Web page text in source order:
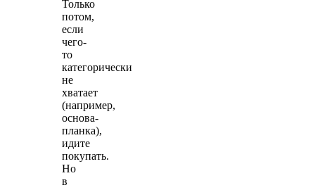
Только
потом,
если
чего-
то
категорически
не
хватает
(например,
основа-
планка),
идите
покупать.
Но
в